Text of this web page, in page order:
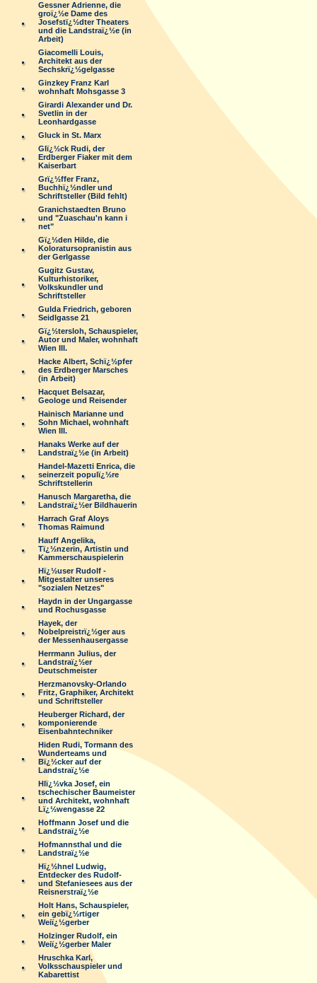
Gessner Adrienne, die
groï¿½e Dame des
Josefstï¿½dter Theaters
und die Landstraï¿½e (in
Arbeit)
Giacomelli Louis,
Architekt aus der
Sechskrï¿½gelgasse
Ginzkey Franz Karl
wohnhaft Mohsgasse 3
Girardi Alexander und Dr.
Svetlin in der
Leonhardgasse
Gluck in St. Marx
Glï¿½ck Rudi, der
Erdberger Fiaker mit dem
Kaiserbart
Grï¿½ffer Franz,
Buchhï¿½ndler und
Schriftsteller (Bild fehlt)
Granichstaedten Bruno
und "Zuaschau'n kann i
net"
Gï¿½den Hilde, die
Koloratursopranistin aus
der Gerlgasse
Gugitz Gustav,
Kulturhistoriker,
Volkskundler und
Schriftsteller
Gulda Friedrich, geboren
Seidlgasse 21
Gï¿½tersloh, Schauspieler,
Autor und Maler, wohnhaft
Wien III.
Hacke Albert, Schï¿½pfer
des Erdberger Marsches
(in Arbeit)
Hacquet Belsazar,
Geologe und Reisender
Hainisch Marianne und
Sohn Michael, wohnhaft
Wien III.
Hanaks Werke auf der
Landstraï¿½e (in Arbeit)
Handel-Mazetti Enrica, die
seinerzeit populï¿½re
Schriftstellerin
Hanusch Margaretha, die
Landstraï¿½er Bildhauerin
Harrach Graf Aloys
Thomas Raimund
Hauff Angelika,
Tï¿½nzerin, Artistin und
Kammerschauspielerin
Hï¿½user Rudolf -
Mitgestalter unseres
"sozialen Netzes"
Haydn in der Ungargasse
und Rochusgasse
Hayek, der
Nobelpreistrï¿½ger aus
der Messenhausergasse
Herrmann Julius, der
Landstraï¿½er
Deutschmeister
Herzmanovsky-Orlando
Fritz, Graphiker, Architekt
und Schriftsteller
Heuberger Richard, der
komponierende
Eisenbahntechniker
Hiden Rudi, Tormann des
Wunderteams und
Bï¿½cker auf der
Landstraï¿½e
Hlï¿½vka Josef, ein
tschechischer Baumeister
und Architekt, wohnhaft
Lï¿½wengasse 22
Hoffmann Josef und die
Landstraï¿½e
Hofmannsthal und die
Landstraï¿½e
Hï¿½hnel Ludwig,
Entdecker des Rudolf-
und Stefaniesees aus der
Reisnerstraï¿½e
Holt Hans, Schauspieler,
ein gebï¿½rtiger
Weiï¿½gerber
Holzinger Rudolf, ein
Weiï¿½gerber Maler
Hruschka Karl,
Volksschauspieler und
Kabarettist